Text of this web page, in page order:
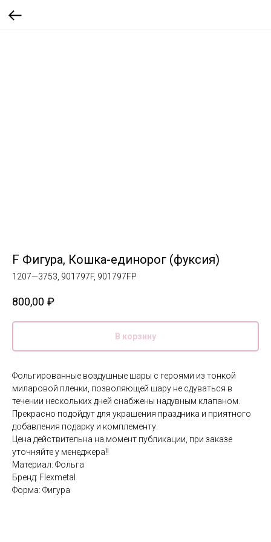
F Фигура, Кошка-единорог (фуксия)
1207—3753, 901797F, 901797FP
800,00 ₽
В корзину
Фольгированные воздушные шары с героями из тонкой
миларовой пленки, позволяющей шару не сдуваться в
течении нескольких дней снабжены надувным клапаном.
Прекрасно подойдут для украшения праздника и приятного
добавления подарку и комплементу.
Цена действительна на момент публикации, при заказе
уточняйте у менеджера!!
Материал: Фольга
Бренд: Flexmetal
Форма: Фигура